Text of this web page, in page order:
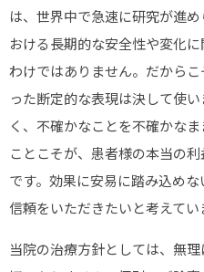
は、世界中で急速に研究が進
おける長期的な安全性や変化
わけではありません。だから
った断定的な表現は決して使
く、不確かなことを不確かな
ことこそが、患者様の本当の
です。効果に安易に踏み込め
信頼をいただきたいと考えてい
当院の治療方針としては、無